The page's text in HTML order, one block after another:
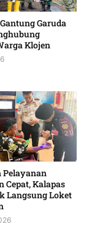
Garuda
Klojen
Cepat, Kalapas
Langsung Loket